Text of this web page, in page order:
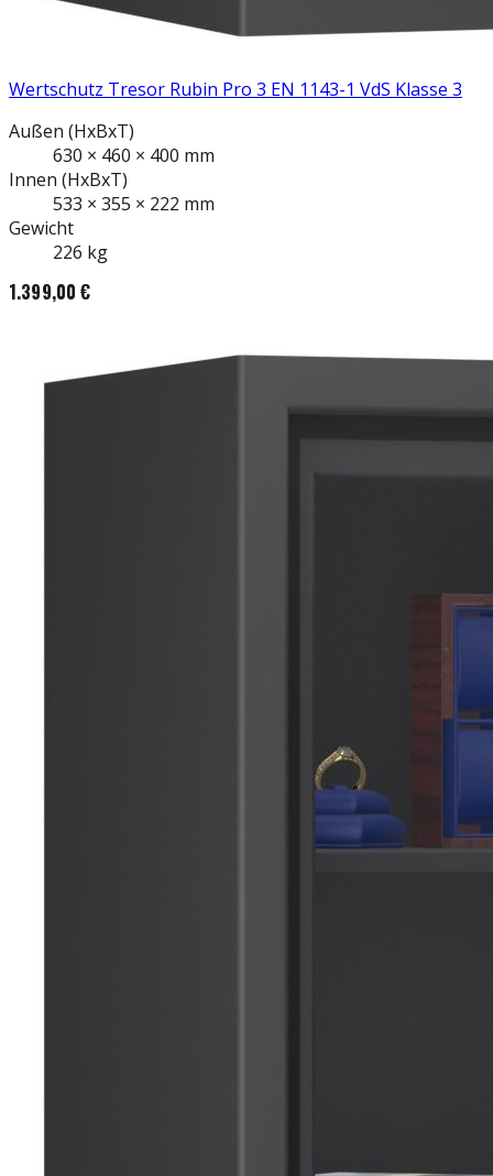
Wertschutz Tresor Rubin Pro 3 EN 1143-1 VdS Klasse 3
Außen (HxBxT)
630 × 460 × 400 mm
Innen (HxBxT)
533 × 355 × 222 mm
Gewicht
226 kg
1.399,00 €